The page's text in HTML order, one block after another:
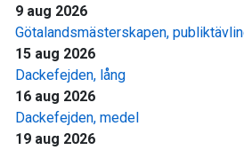
9 aug 2026
Götalandsmästerskapen,
15 aug 2026
Dackefejden, lång
16 aug 2026
Dackefejden, medel
19 aug 2026